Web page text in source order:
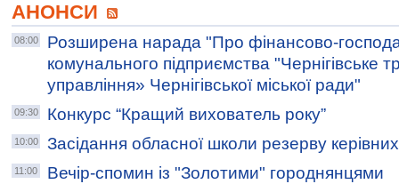
АНОНСИ
08:00
Розширена нарада "Про фінансово-
комунального підприємства "Чернігівське
управління» Чернігівської міської ради"
09:30 Конкурс “Кращий вихователь року”
10:00 Засідання обласної школи резерву керівних
11:00 Вечір-спомин із "Золотими" городнянцями